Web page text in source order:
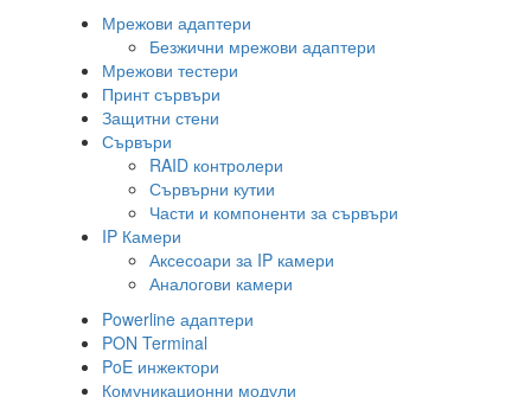
Мрежови адаптери
Безжични мрежови адаптери
Мрежови тестери
Принт сървъри
Защитни стени
Сървъри
RAID контролери
Сървърни кутии
Части и компоненти за сървъри
IP Камери
Аксесоари за IP камери
Аналогови камери
Powerline адаптери
PON Terminal
PoE инжектори
Комуникационни модули